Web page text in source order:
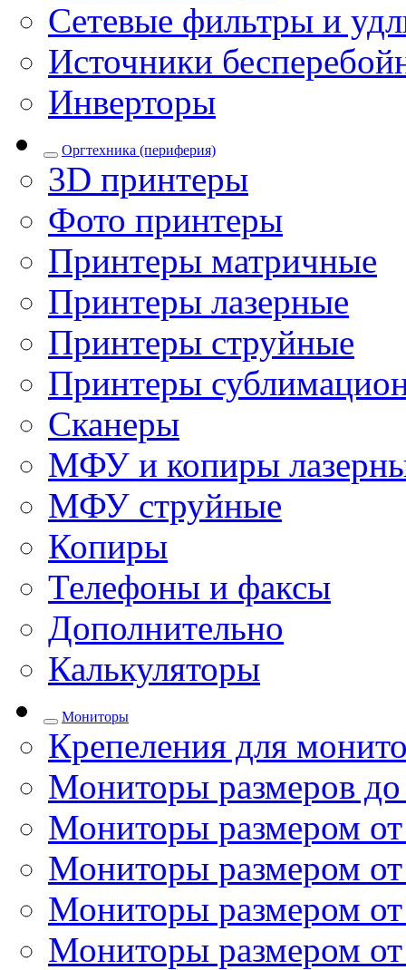
Сетевые фильтры и
Источники
Инверторы
Оргтехника (периферия)
3D принтеры
Фото принтеры
Принтеры матричные
Принтеры лазерные
Принтеры струйные
Принтеры
Сканеры
МФУ и копиры
МФУ струйные
Копиры
Телефоны и факсы
Дополнительно
Калькуляторы
Мониторы
Крепеления для
Мониторы размеров
Мониторы размером
Мониторы размером
Мониторы размером
Мониторы размером